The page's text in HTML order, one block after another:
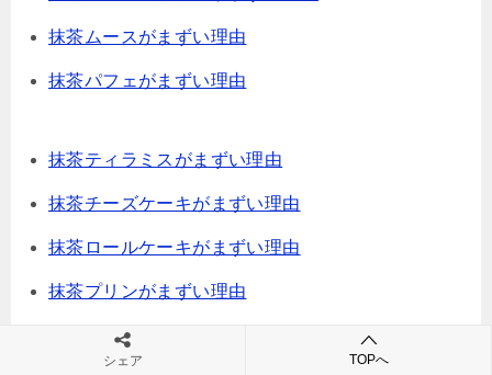
抹茶ムースがまずい理由
抹茶パフェがまずい理由
抹茶ティラミスがまずい理由
抹茶チーズケーキがまずい理由
抹茶ロールケーキがまずい理由
抹茶プリンがまずい理由
抹茶デニッシュがまずい理由
シェア TOPへ